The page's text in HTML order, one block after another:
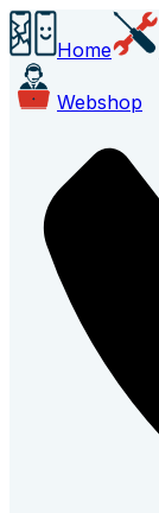
Home
Webshop